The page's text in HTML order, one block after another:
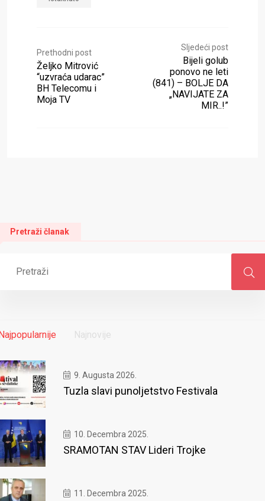
Prethodni post
Željko Mitrović
“uzvraća udarac”
BH Telecomu i
Moja TV
Sljedeći post
Bijeli golub
ponovo ne leti
(841) – BOLJE DA
„NAVIJATE ZA
MIR..!”
Pretraži članak
Najnovije
9. Augusta 2026.
Tuzla slavi punoljetstvo Festivala
10. Decembra 2025.
SRAMOTAN STAV Lideri Trojke
11. Decembra 2025.